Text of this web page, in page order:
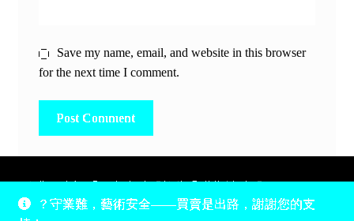
？守業難，藝術安全——買賣是出路，謝謝您的支
Save my name, email, and website in this browser
for the next time I comment.
所有跟錢有關的事情是港幣價，我們收信用卡、支付寶、